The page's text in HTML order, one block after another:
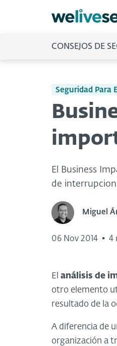
CONSEJOS DE
Seguridad Para
El Business
de
Miguel
06 Nov 2014 • 4
El análisis de
otro elemento
resultado de la
A diferencia de
organización a